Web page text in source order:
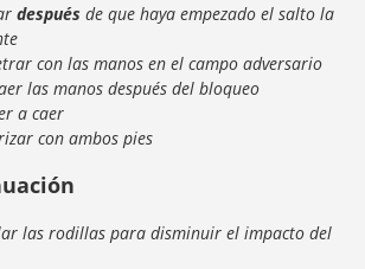
después de que haya empezado el salto la
con las manos en el campo adversario
las manos después del bloqueo
a caer
con ambos pies
las rodillas para disminuir el impacto del